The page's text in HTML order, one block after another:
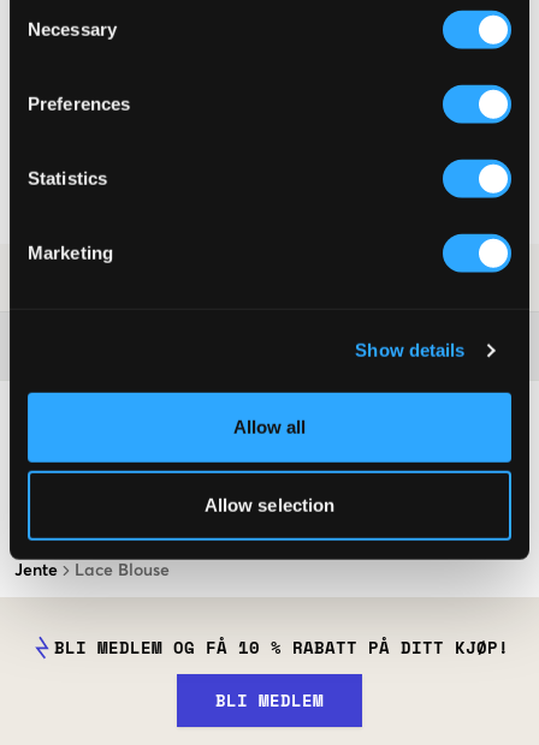
Selection
Necessary
Preferences
Statistics
Marketing
Show details
Allow all
Allow selection
Jente Lace Blouse
Fri frakt over 999 kr
BLI MEDLEM OG FÅ 10 % RABATT PÅ DITT KJØP!
BLI MEDLEM